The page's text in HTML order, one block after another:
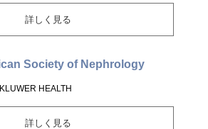
詳しく見る
Society of Nephrology
HEALTH
詳しく見る